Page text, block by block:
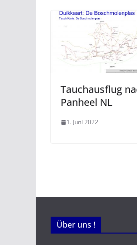
Tauchausflug
Panheel NL
1. Juni 2022
Über uns !